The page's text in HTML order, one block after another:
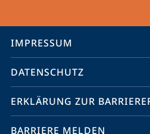
Service-
Navigation
IMPRESSUM
DATENSCHUTZ
ERKLÄRUNG ZUR
BARRIERE MELDEN